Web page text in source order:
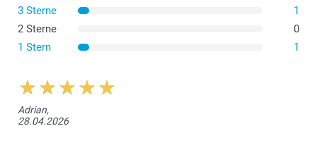
3 Sterne
1
2 Sterne
0
1 Stern
1
Adrian,
28.04.2026